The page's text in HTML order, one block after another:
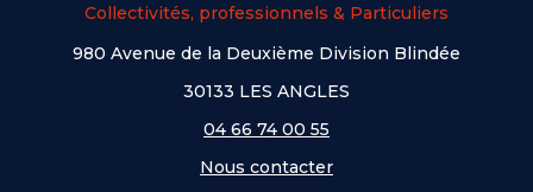
Collectivités, professionnels & Particuliers
980 Avenue de la Deuxième Division Blindée
30133 LES ANGLES
04 66 74 00 55
Nous contacter